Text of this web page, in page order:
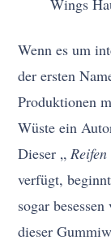
Wings
Wenn es um
der ersten
Produktionen
Wüste ein
Dieser „Reifen
verfügt,
sogar
dieser